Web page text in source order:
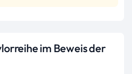
im Beweis der